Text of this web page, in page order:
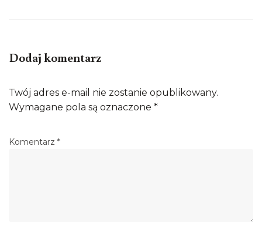
Dodaj komentarz
Twój adres e-mail nie zostanie opublikowany.
Wymagane pola są oznaczone *
Komentarz *